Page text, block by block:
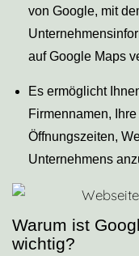
von Google, mit
auf Google Maps
Es ermöglicht
Firmennamen,
Öffnungszeiten,
Unternehmens
Warum ist
wichtig?